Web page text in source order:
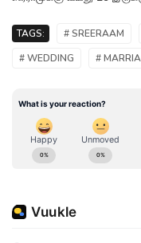
TAGS: # SREERAAM
# WEDDING
#